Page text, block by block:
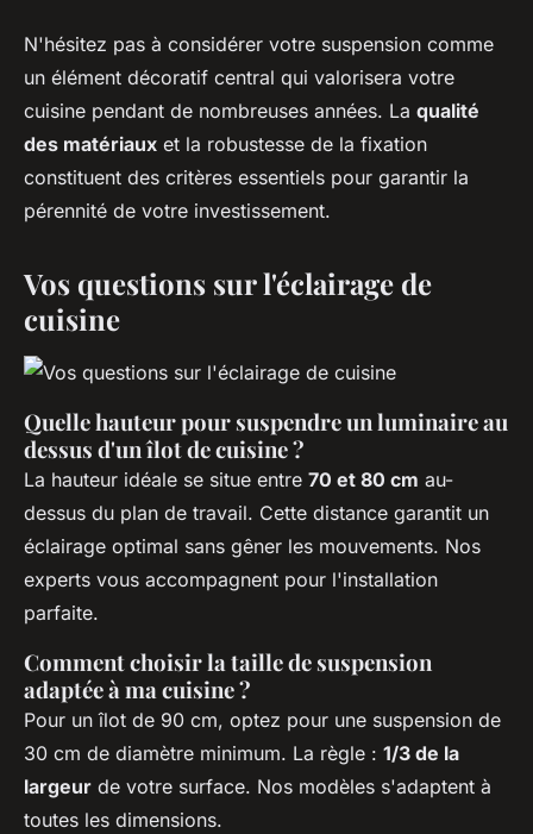
N'hésitez pas à considérer votre suspension comme
un élément décoratif central qui valorisera votre
cuisine pendant de nombreuses années. La qualité
des matériaux et la robustesse de la fixation
constituent des critères essentiels pour garantir la
pérennité de votre investissement.
Vos questions sur l'éclairage de
cuisine
Quelle hauteur pour suspendre un luminaire au
dessus d'un îlot de cuisine ?
La hauteur idéale se situe entre 70 et 80 cm au-
dessus du plan de travail. Cette distance garantit un
éclairage optimal sans gêner les mouvements. Nos
experts vous accompagnent pour l'installation
parfaite.
Comment choisir la taille de suspension
adaptée à ma cuisine ?
Pour un îlot de 90 cm, optez pour une suspension de
30 cm de diamètre minimum. La règle : 1/3 de la
largeur de votre surface. Nos modèles s'adaptent à
toutes les dimensions.